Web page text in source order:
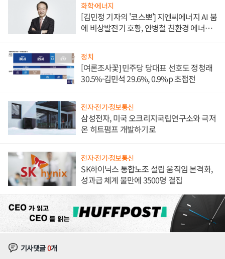
화학·에너지
[김민정 기자의 '코스뽀'] 지엔씨에너지 AI 붐
에 비상발전기 호황, 안병철 친환경 에너지
정치
[여론조사꽃] 민주당 당대표 선호도 정청래
30.5%·김민석 29.6%, 0.9%p 초접전
전자·전기·정보통신
삼성전자, 미국 오크리지국립연구소와 극저
온 히트펌프 개발하기로
전자·전기·정보통신
SK하이닉스 통합노조 설립 움직임 본격화,
성과급 체계 불만에 3500명 결집
기사댓글0개